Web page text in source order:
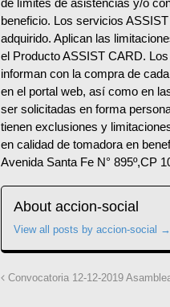
beneficio. Los servicios
adquirido. Aplican las
el Producto ASSIST CARD.
informan con la compra de
en el portal web, así como en
ser solicitadas en forma
tienen exclusiones y
en calidad de tomadora en
Avenida Santa Fe N° 895º,CP
About accion-social
View all posts by accion-social →
Convocatoria 12-12-2019